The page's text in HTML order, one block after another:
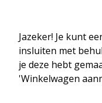
Jazeker! Je kunt
insluiten met
je deze hebt
'Winkelwagen